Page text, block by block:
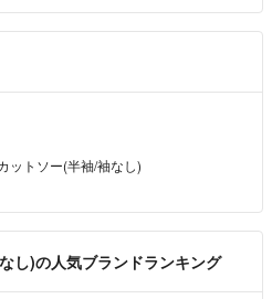
ットソー(半袖/袖なし)
し)の人気ブランドランキング